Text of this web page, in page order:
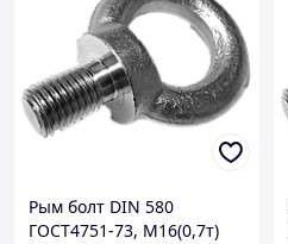
Рым болт DIN 580
ГОСТ4751-73, М16(0,7т)